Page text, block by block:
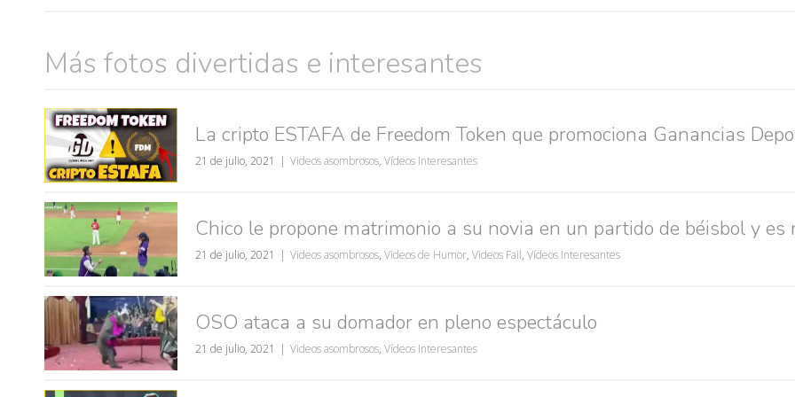
Más fotos divertidas e interesantes
La cripto ESTAFA de Freedom Token que promociona Ganancias
21 de julio, 2021 Videos asombrosos, Vídeos Interesantes
Chico le propone matrimonio a su novia en un partido de béisbol y es
21 de julio, 2021 Videos asombrosos, Videos de Humor, Videos Fail, Vídeos Interesantes
OSO ataca a su domador en pleno espectáculo
21 de julio, 2021 Videos asombrosos, Vídeos Interesantes